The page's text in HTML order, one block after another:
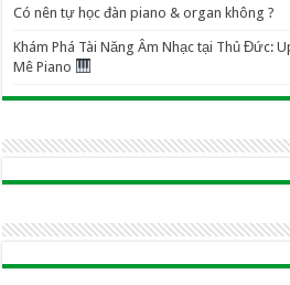
Có nên tự học đàn piano & organ không ?
Khám Phá Tài Năng Âm Nhạc tại Thủ Đức:
Mê Piano